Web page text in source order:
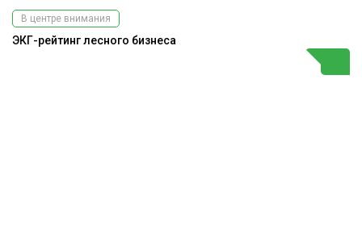
В центре внимания
ЭКГ-рейтинг лесного бизнеса